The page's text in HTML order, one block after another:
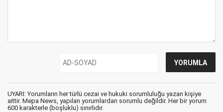
UYARI: Yorumların her türlü cezai ve hukuki sorumluluğu yazan kişiye
aittir. Mepa News, yapılan yorumlardan sorumlu değildir. Her bir yorum
600 karakterle (boşluklu) sınırlıdır.